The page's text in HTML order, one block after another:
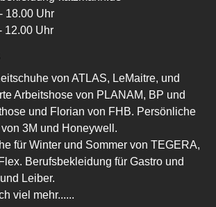
18.00 Uhr
Uhr
von ATLAS, LeMaitre, und
Arbeitshose von PLANAM, BP und
und Florian von FHB. Persönliche
3M und Honeywell.
für Winter und Sommer von TEGERA,
Berufsbekleidung für Gastro und
Leiber.
viel mehr......